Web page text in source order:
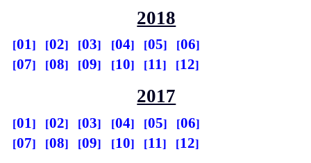
2018
01 02 03 04 05
06
07
08 09 10 11 12
2017
01 02 03 04 05
06
07
08 09 10 11 12